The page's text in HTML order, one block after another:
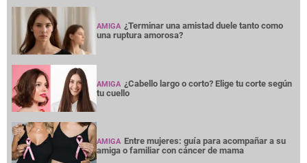
AMIGA ¿Terminar una amistad duele tanto como
una ruptura amorosa?
AMIGA ¿Cabello largo o corto? Elige tu corte según
tu cuello
AMIGA Entre mujeres: guía para acompañar a su
amiga o familiar con cáncer de mama